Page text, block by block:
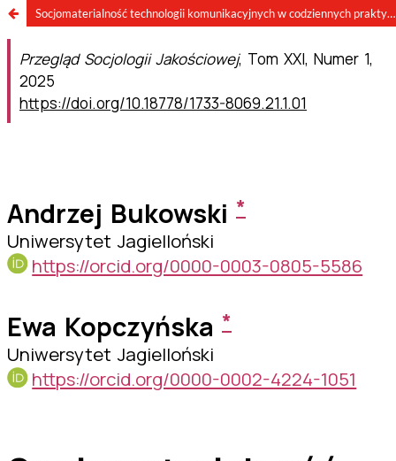
Socjomaterialność technologii komunikacyjnych w codziennych praktykach społecznych